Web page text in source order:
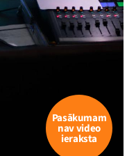
Pasākumam
nav video
ieraksta